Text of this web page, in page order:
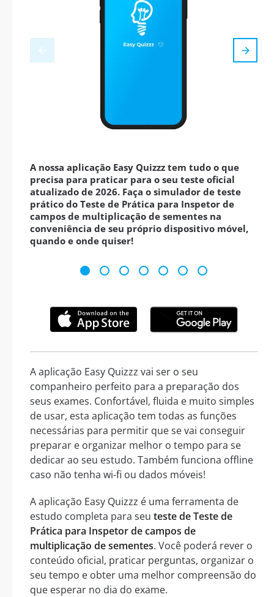
A nossa aplicação Easy Quizzz tem tudo o que
precisa para praticar para o seu teste oficial
atualizado de 2026. Faça o simulador de teste
prático do Teste de Prática para Inspetor de
campos de multiplicação de sementes na
conveniência de seu próprio dispositivo móvel,
quando e onde quiser!
A aplicação Easy Quizzz vai ser o seu
companheiro perfeito para a preparação dos
seus exames. Confortável, fluida e muito simples
de usar, esta aplicação tem todas as funções
necessárias para permitir que se vai conseguir
preparar e organizar melhor o tempo para se
dedicar ao seu estudo. Também funciona offline
caso não tenha wi-fi ou dados móveis!
A aplicação Easy Quizzz é uma ferramenta de
estudo completa para seu teste de Teste de
Prática para Inspetor de campos de
multiplicação de sementes. Você poderá rever o
conteúdo oficial, praticar perguntas, organizar o
seu tempo e obter uma melhor compreensão do
que esperar no dia do exame.